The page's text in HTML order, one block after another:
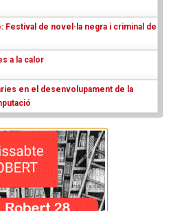
Festival de novel·la negra i criminal de
a la calor
en el desenvolupament de la